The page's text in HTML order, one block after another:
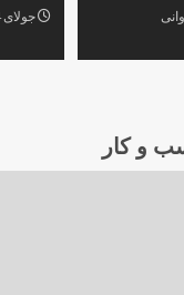
جولای 24, 2026
و کار